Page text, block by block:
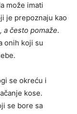
može imati
je prepoznaju kao
često pomaže.
onih koji su
se okreću i
kose.
se bore sa